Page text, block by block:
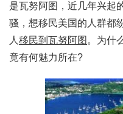
是瓦努阿图，近几年兴起
骚，想移民美国的人群都
人 移民到瓦努阿图 。为什
竟有何魅力所在?